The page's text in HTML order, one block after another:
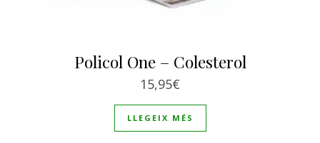
Policol One – Colesterol
15,95€
LLEGEIX MÉS